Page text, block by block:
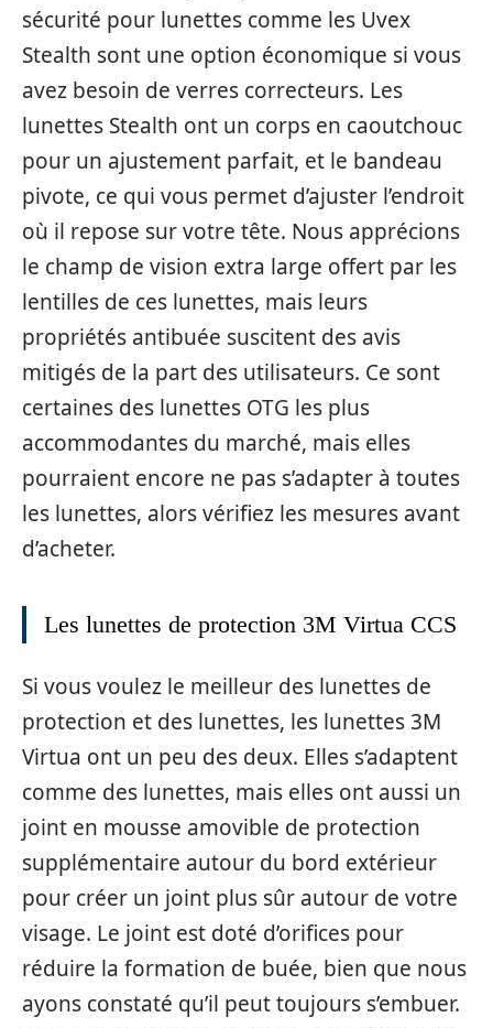
sécurité pour lunettes comme les Uvex
Stealth sont une option économique si vous
avez besoin de verres correcteurs. Les
lunettes Stealth ont un corps en caoutchouc
pour un ajustement parfait, et le bandeau
pivote, ce qui vous permet d’ajuster l’endroit
où il repose sur votre tête. Nous apprécions
le champ de vision extra large offert par les
lentilles de ces lunettes, mais leurs
propriétés antibuée suscitent des avis
mitigés de la part des utilisateurs. Ce sont
certaines des lunettes OTG les plus
accommodantes du marché, mais elles
pourraient encore ne pas s’adapter à toutes
les lunettes, alors vérifiez les mesures avant
d’acheter.
Les lunettes de protection 3M Virtua CCS
Si vous voulez le meilleur des lunettes de
protection et des lunettes, les lunettes 3M
Virtua ont un peu des deux. Elles s’adaptent
comme des lunettes, mais elles ont aussi un
joint en mousse amovible de protection
supplémentaire autour du bord extérieur
pour créer un joint plus sûr autour de votre
visage. Le joint est doté d’orifices pour
réduire la formation de buée, bien que nous
ayons constaté qu’il peut toujours s’embuer.